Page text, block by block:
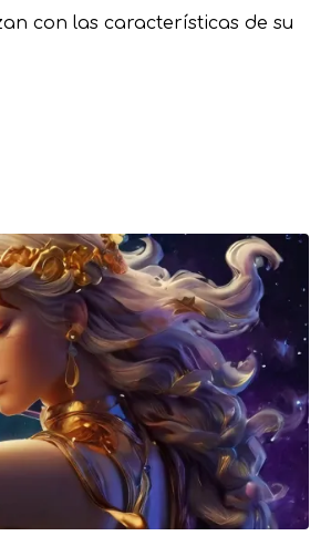
con las características de su